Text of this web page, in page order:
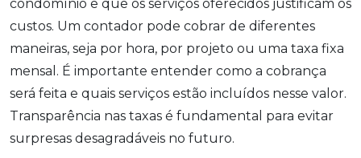
condomínio e que os serviços oferecidos justificam os
custos. Um contador pode cobrar de diferentes
maneiras, seja por hora, por projeto ou uma taxa fixa
mensal. É importante entender como a cobrança
será feita e quais serviços estão incluídos nesse valor.
Transparência nas taxas é fundamental para evitar
surpresas desagradáveis no futuro.